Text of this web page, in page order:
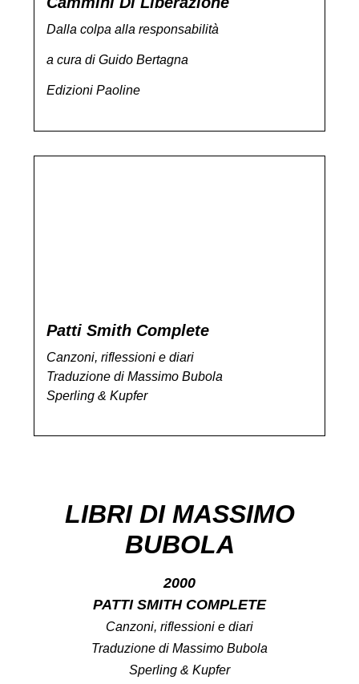
Dalla colpa alla responsabilità
a cura di Guido Bertagna
Edizioni Paoline
Patti Smith Complete
Canzoni, riflessioni e diari
Traduzione di Massimo Bubola
Sperling & Kupfer
LIBRI DI MASSIMO
BUBOLA
2000
PATTI SMITH COMPLETE
Canzoni, riflessioni e diari
Traduzione di Massimo Bubola
Sperling & Kupfer